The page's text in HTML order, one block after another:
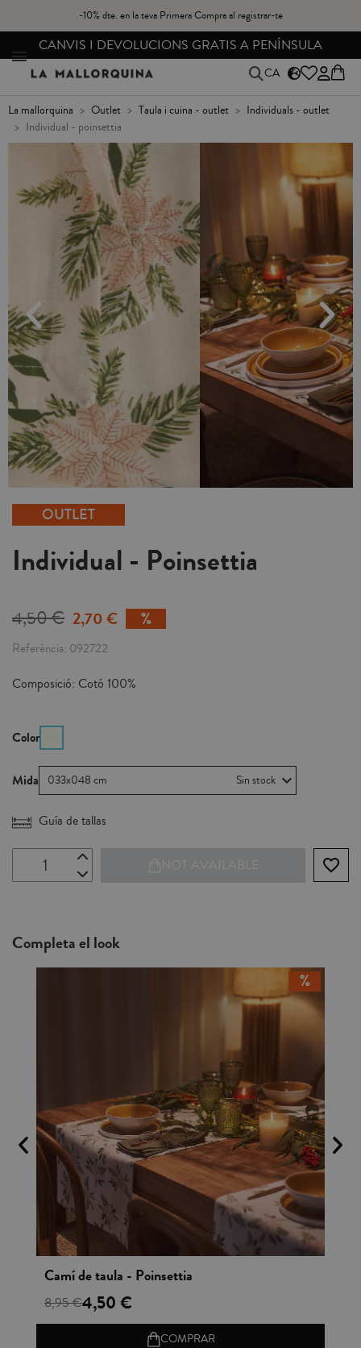
-10% dte. en la teva Primera Compra al registrar-te
CANVIS I DEVOLUCIONS GRATIS A PENÍNSULA
CA
la mallorquina outlet taula i cuina - outlet
individuals - outlet
individual - poinsettia
OUTLET
Individual - Poinsettia
4,50 € 2,70 €
Referència 092722
Composició: Cotó 100%
Color
Mida 033x048 cm Sin stock
Guía de tallas
favorite_border
Completa el look
Vista rápida
Camí de taula - Poinsettia
8,95 €4,50 €
COMPRAR